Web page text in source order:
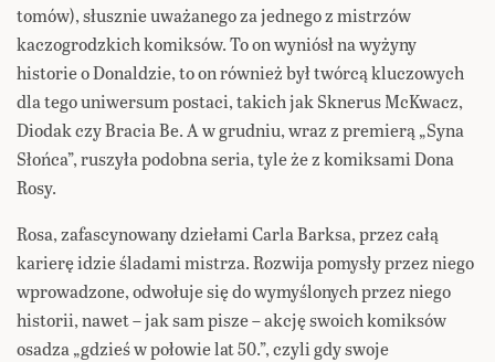
tomów), słusznie uważanego za jednego z mistrzów
kaczogrodzkich komiksów. To on wyniósł na wyżyny
historie o Donaldzie, to on również był twórcą kluczowych
dla tego uniwersum postaci, takich jak Sknerus McKwacz,
Diodak czy Bracia Be. A w grudniu, wraz z premierą „Syna
Słońca”, ruszyła podobna seria, tyle że z komiksami Dona
Rosy.
Rosa, zafascynowany dziełami Carla Barksa, przez całą
karierę idzie śladami mistrza. Rozwija pomysły przez niego
wprowadzone, odwołuje się do wymyślonych przez niego
historii, nawet – jak sam pisze – akcję swoich komiksów
osadza „gdzieś w połowie lat 50.”, czyli gdy swoje